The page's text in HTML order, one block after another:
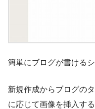
簡単にブログが書ける
新規作成からブログの
に応じて画像を挿入する